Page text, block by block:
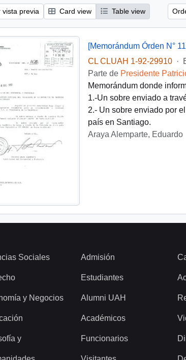
vista previa Card view Table view
[Memorándum Órden N°
CL CLUAH 1-92-29910
·
Parte de Presidente
Memorándum donde
1.-Un sobre enviado a
2.- Un sobre enviado por
país en Santiago.
Araya Alemparte, Eduardo
Sociales
y Negocios
y
Admisión
Estudiantes
Alumni UAH
Académicos
Funcionarios